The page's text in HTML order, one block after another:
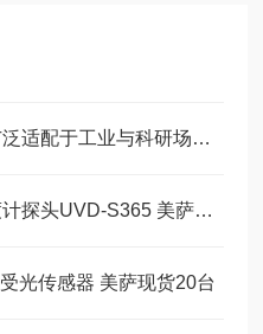
USHIO牛尾紫外线光度计广泛适配于工业与科研场景中
日本USHIO牛尾紫外线照度计探头UVD-S365 美萨现货50库存 速来~
光传感器 美萨现货20台